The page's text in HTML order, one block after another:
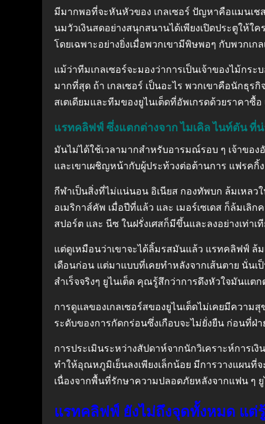
มีมากพอที่จะหันหัวของ เกลเซอร์ ปัญหาคือแมนเช
นมวัวเงินสดอย่างสนุกสนานได้เพียงเปิดประตูให้
โดยเฉพาะอย่างยิ่งเมื่อพวกเขามีพิษพอๆ กับพวกเ
แม้ว่าทีมเกลเซอร์จะมองว่าการเป็นเจ้าของไม้ก
มากที่สุด ถ้า เกลเซอร์ เป็นอะไร พวกเขาคือนักธุ
สเตเดียมและทีมของยูไนเต็ดที่อัพเกรดด้วยราคาซื้
แรทคลิฟฟ์ ซึ่งแตกต่างจาก ไมเคิล ไนท์ตัน ที่
มันไม่ได้ใช้เวลามากสำหรับอารมณ์รอบ ๆ เจ้าขอ
และเขาเผชิญหน้ากับผู้ประท้วงต่อต้านการ แฟรคกิ้
กีฬาเป็นสิ่งที่ไม่แน่นอน อิเนียส กองทัพบก ล้มเหลว
อเมริกาส์คัพ เมื่อปีที่แล้ว และ เมอร์เซเดส ก็ล้มเลิ
สปอร์ต และ นีซ ในฝรั่งเศสก็มีขึ้นและลงอย่างเท่าเ
แต่ดูเหมือนว่าเขาจะได้ลิ้มรสมันแล้ว แรทคลิฟฟ์ ล้
เดือนก่อน แต่มาแบบที่เคยทำหลังจากเส้นตาย นั่นเ
สำเร็จจริงๆ ยูไนเต็ด คุณรู้สึกว่าการดึงหัวใจมันแตก
การดูแลของเกลเซอร์สของยูไนเต็ดไม่เคยมีควา
ระดับของการกัดกร่อนซึ่งเกือบจะไม่ยั่งยืน ก่อนที่
การประเมินระหว่างสัปดาห์จากนักวิเคราะห์การเ
ทำให้อุณหภูมิเย็นลงเพียงเล็กน้อย มีการวางแผน
เนื่องจากพื้นที่รักษาความปลอดภัยหลังจากแฟน ๆ
แรทคลิฟฟ์ ยังไม่ถึงจุดทั้งหมด แต่